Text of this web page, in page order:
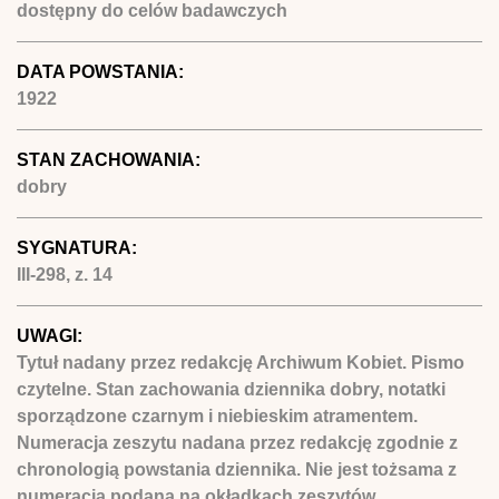
dostępny do celów badawczych
DATA POWSTANIA:
1922
STAN ZACHOWANIA:
dobry
SYGNATURA:
III-298, z. 14
UWAGI:
Tytuł nadany przez redakcję Archiwum Kobiet. Pismo
czytelne. Stan zachowania dziennika dobry, notatki
sporządzone czarnym i niebieskim atramentem.
Numeracja zeszytu nadana przez redakcję zgodnie z
chronologią powstania dziennika. Nie jest tożsama z